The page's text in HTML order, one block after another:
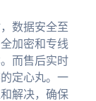
数据安全至
加密和专线
而售后实时
定心丸。一
解决，确保